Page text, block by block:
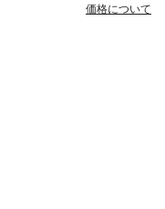
価格について